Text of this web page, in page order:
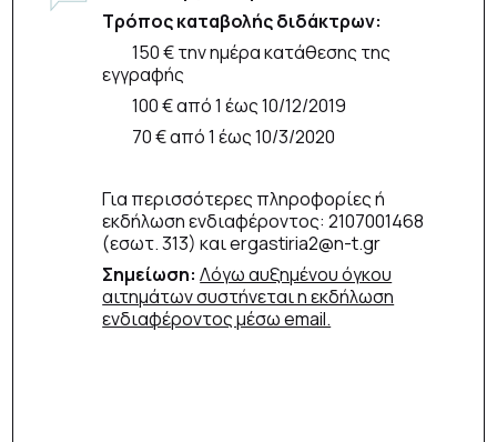
Τρόπος καταβολής διδάκτρων:
150 € την ημέρα κατάθεσης της
εγγραφής
100 € από 1 έως 10/12/2019
70 € από 1 έως 10/3/2020
Για περισσότερες πληροφορίες ή
εκδήλωση ενδιαφέροντος: 2107001468
(εσωτ. 313) και ergastiria2@n-t.gr
Σημείωση: Λόγω αυξημένου όγκου
αιτημάτων συστήνεται η εκδήλωση
ενδιαφέροντος μέσω email.